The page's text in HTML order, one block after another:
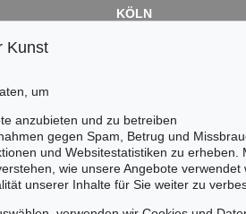
KÖLN
verpassen!
Kunst
um
anzubieten und zu betreiben
gegen Spam, Betrug und
und Websitestatistiken zu erheben.
wie unsere Angebote
unserer Inhalte für Sie weiter zu